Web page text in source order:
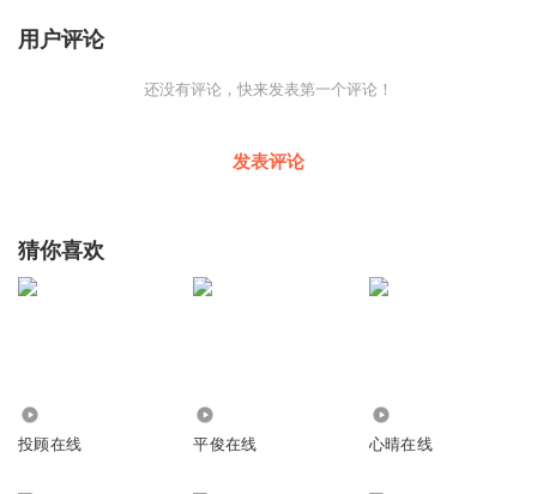
用户评论
还没有评论，快来发表第一个评论！
发表评论
猜你喜欢
投顾在线 平俊在线 心晴在线